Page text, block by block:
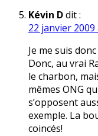
Kévin Ddit :
22 janvier 2009
Je me suis
Donc, au vrai
le charbon,
mêmes ONG
s’opposent
exemple. La
coincés!